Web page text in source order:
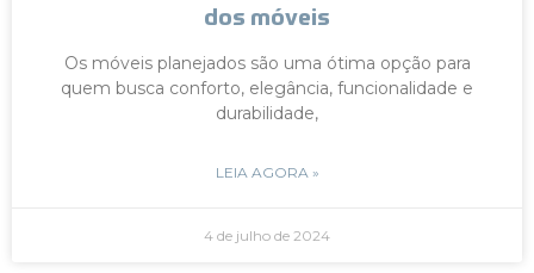
dos móveis
Os móveis planejados são uma ótima opção para
quem busca conforto, elegância, funcionalidade e
durabilidade,
LEIA AGORA »
4 de julho de 2024